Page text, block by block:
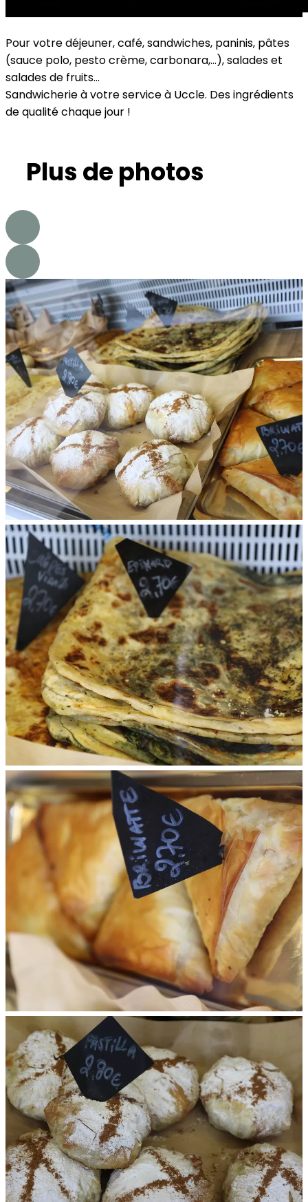
Pour votre déjeuner, café, sandwiches, paninis, pâtes
(sauce polo, pesto crème, carbonara,...), salades et
salades de fruits...
Sandwicherie à votre service à Uccle. Des ingrédients
de qualité chaque jour !
Plus de photos